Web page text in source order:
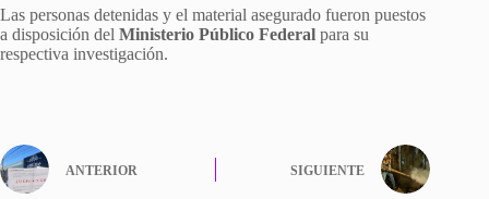
Las personas detenidas y el material asegurado fueron puestos
a disposición del Ministerio Público Federal para su
respectiva investigación.
ANTERIOR SIGUIENTE